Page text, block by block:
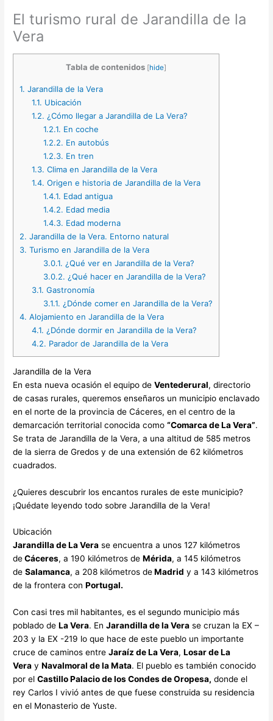
El turismo rural de Jarandilla de la
Vera
Tabla de contenidos [hide]
1. Jarandilla de la Vera
1.1. Ubicación
1.2. ¿Cómo llegar a Jarandilla de La Vera?
1.2.1. En coche
1.2.2. En autobús
1.2.3. En tren
1.3. Clima en Jarandilla de la Vera
1.4. Origen e historia de Jarandilla de la Vera
1.4.1. Edad antigua
1.4.2. Edad media
1.4.3. Edad moderna
2. Jarandilla de la Vera. Entorno natural
3. Turismo en Jarandilla de la Vera
3.0.1. ¿Qué ver en Jarandilla de la Vera?
3.0.2. ¿Qué hacer en Jarandilla de la Vera?
3.1. Gastronomía
3.1.1. ¿Dónde comer en Jarandilla de la Vera?
4. Alojamiento en Jarandilla de la Vera
4.1. ¿Dónde dormir en Jarandilla de la Vera?
4.2. Parador de Jarandilla de la Vera
Jarandilla de la Vera
En esta nueva ocasión el equipo deVentederural, directorio
de casas rurales, queremos enseñaros un municipio enclavado
en el norte de la provincia de Cáceres, en el centro de la
demarcación territorial conocida como“Comarca de La Vera”.
Se trata de Jarandilla de la Vera, a una altitud de 585 metros
de la sierra de Gredos y de una extensión de 62 kilómetros
cuadrados.
¿Quieres descubrir los encantos rurales de este municipio?
¡Quédate leyendo todo sobre Jarandilla de la Vera!
Ubicación
Jarandilla de La Vera se encuentra a unos 127 kilómetros
deCáceres, a 190 kilómetros deMérida, a 145 kilómetros
deSalamanca, a 208 kilómetros deMadrid y a 143 kilómetros
de la frontera conPortugal.
Con casi tres mil habitantes, es el segundo municipio más
poblado deLa Vera. EnJarandilla de la Vera se cruzan la EX –
203 y la EX -219 lo que hace de este pueblo un importante
cruce de caminos entreJaraíz de La Vera,Losar de La
Vera yNavalmoral de la Mata. El pueblo es también conocido
por elCastillo Palacio de los Condes de Oropesa, donde el
rey Carlos I vivió antes de que fuese construida su residencia
en el Monasterio de Yuste.